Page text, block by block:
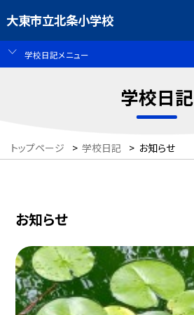
大東市立北条小学校
学校日記メニュー
学校日記
トップページ > 学校日記 > お知らせ
お知らせ